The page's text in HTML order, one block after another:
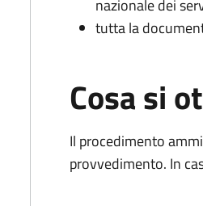
nazionale dei
tutta la
Cosa si
Il procedimento
provvedimento. In